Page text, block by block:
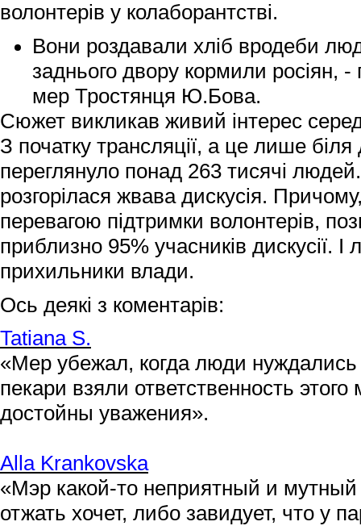
волонтерів у колаборантстві.
Вони роздавали хліб вродеби
заднього двору кормили росіян,
мер Тростянця Ю.Бова.
Сюжет викликав живий інтерес серед
З початку трансляції, а це лише
переглянуло понад 263 тисячі
розгорілася жвава дискусія.
перевагою підтримки волонтерів,
приблизно 95% учасників дискусії.
прихильники влади.
Ось деякі з коментарів:
Tatiana S.
«Мер убежал, когда люди
пекари взяли ответственность
достойны уважения».
Alla Krankovska
«Мэр какой-то неприятный и
отжать хочет, либо завидует, что у